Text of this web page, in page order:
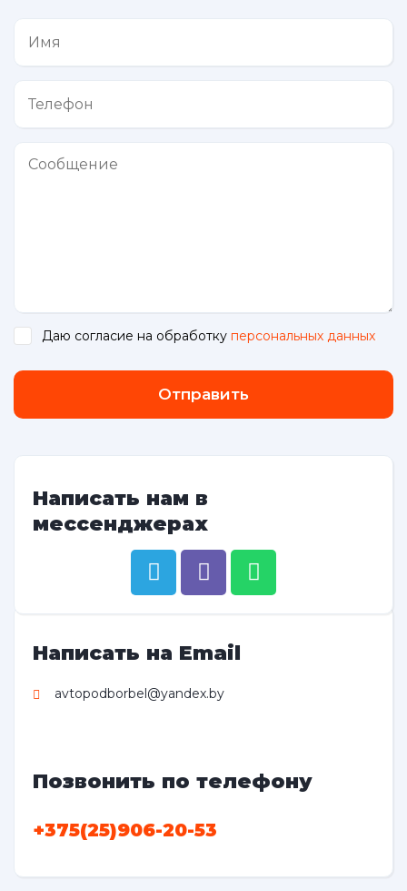
Даю согласие на обработку персональных данных
Отправить
Написать нам в
мессенджерах
Написать на Email
avtopodborbel@yandex.by
Позвонить по телефону
+375(25)906-20-53